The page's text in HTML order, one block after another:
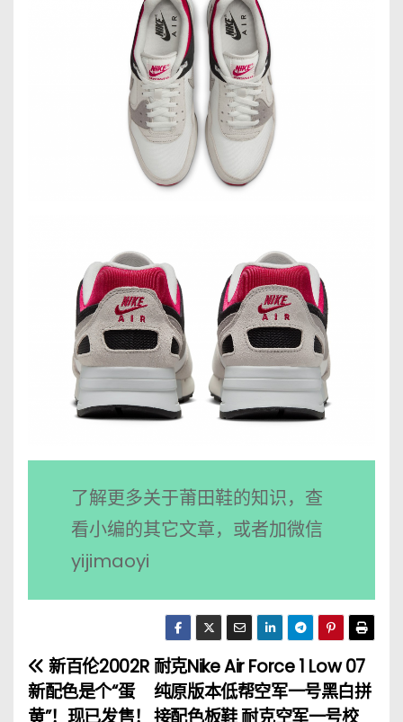
了解更多关于莆田鞋的知识，查
看小编的其它文章，或者加微信
yijimaoyi
文
章
耐克Nike Air Force 1 Low 07
纯原版本低帮空军一号黑白拼
接配色板鞋 耐克空军一号校
新百伦2002R
新配色是个“蛋
黄”！现已发售！